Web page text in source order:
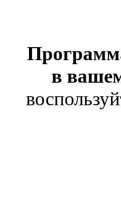
в